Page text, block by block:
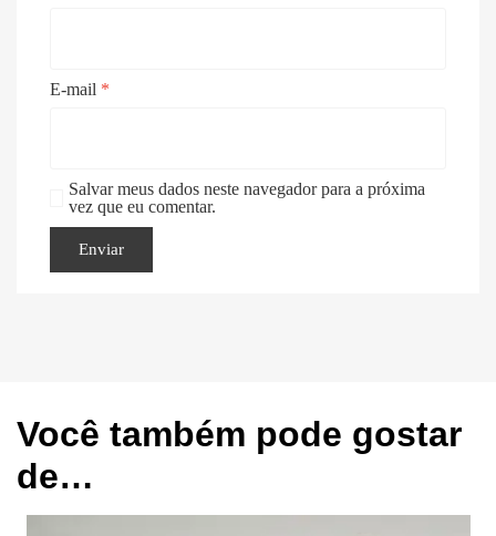
E-mail *
Salvar meus dados neste navegador para a próxima
vez que eu comentar.
Você também pode gostar
de…